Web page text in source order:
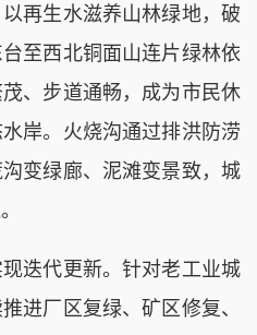
再生水滋养山林绿地，破
至西北铜面山连片绿林依
、步道通畅，成为市民休
岸。火烧沟通过排洪防涝
变绿廊、泥滩变景致，城
代更新。针对老工业城
进厂区复绿、矿区修复、